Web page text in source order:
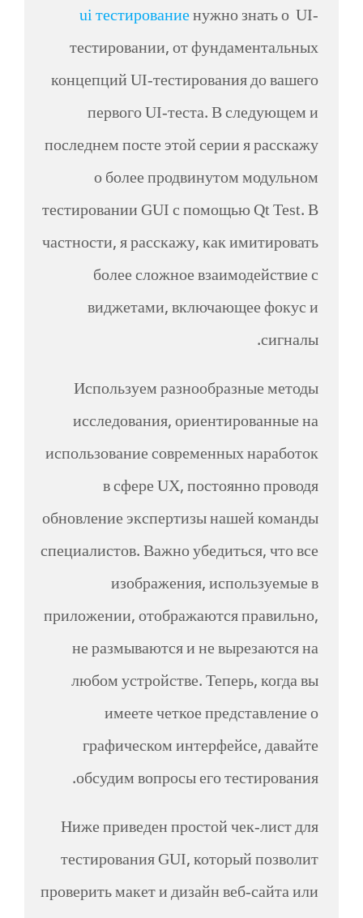
ui тестированиенужно знать о UI-
тестировании, от фундаментальных
концепций UI-тестирования до вашего
первого UI-теста. В следующем и
последнем посте этой серии я расскажу
о более продвинутом модульном
тестировании GUI с помощью Qt Test. В
частности, я расскажу, как имитировать
более сложное взаимодействие с
виджетами, включающее фокус и
сигналы.
Используем разнообразные методы
исследования, ориентированные на
использование современных наработок
в сфере UX, постоянно проводя
обновление экспертизы нашей команды
специалистов. Важно убедиться, что все
изображения, используемые в
приложении, отображаются правильно,
не размываются и не вырезаются на
любом устройстве. Теперь, когда вы
имеете четкое представление о
графическом интерфейсе, давайте
обсудим вопросы его тестирования.
Ниже приведен простой чек-лист для
тестирования GUI, который позволит
проверить макет и дизайн веб-сайта или